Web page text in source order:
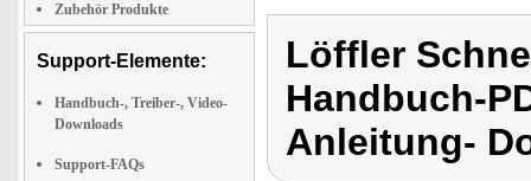
Zubehör Produkte
Support-Elemente:
Handbuch-, Treiber-, Video-
Downloads
Support-FAQs
Löffler
Handbuch-
Anleitung-